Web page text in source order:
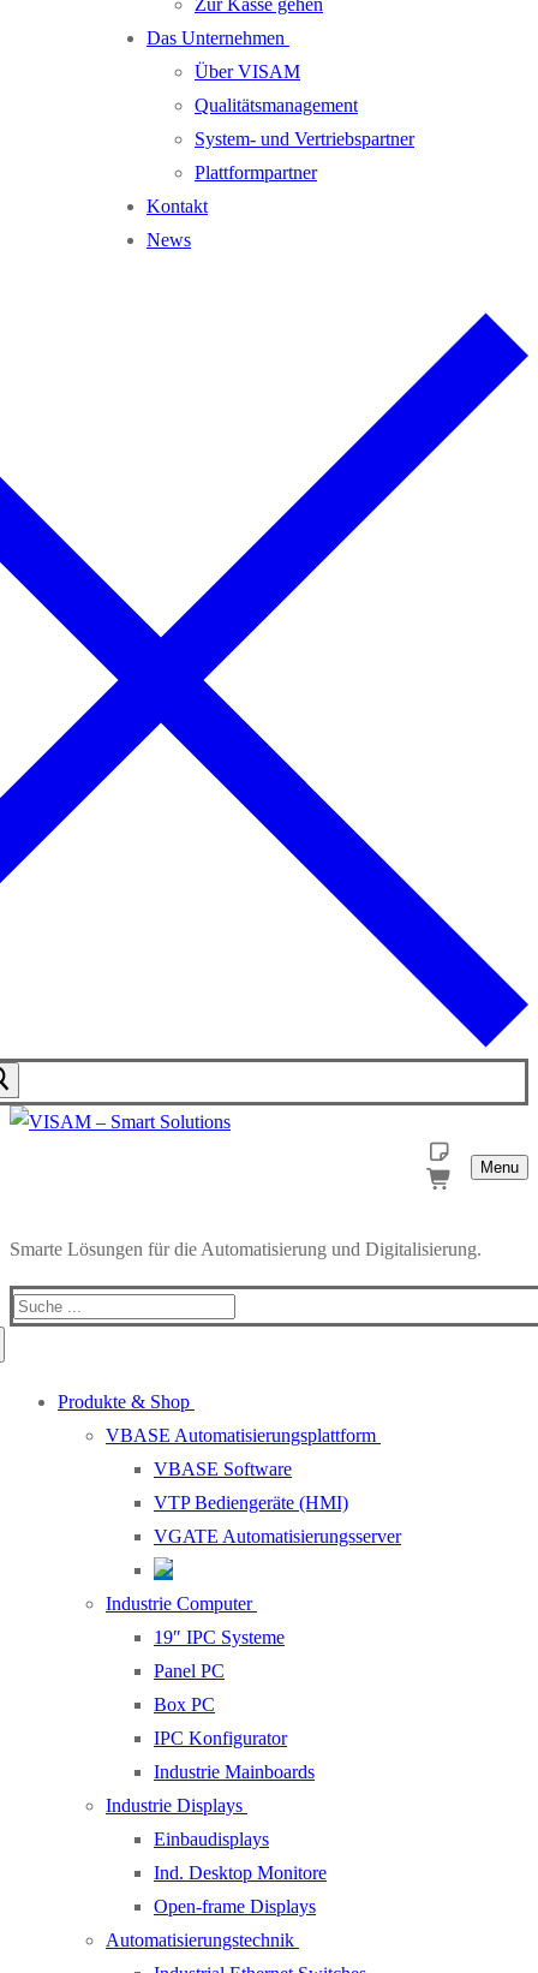
Zur Kasse gehen
Das Unternehmen
Über VISAM
Qualitätsmanagement
System- und Vertriebspartner
Plattformpartner
Kontakt
News
Menu
Smarte Lösungen für die Automatisierung und Digitalisierung.
Produkte & Shop
VBASE Automatisierungsplattform
VBASE Software
VTP Bediengeräte (HMI)
VGATE Automatisierungsserver
Industrie Computer
19″ IPC Systeme
Panel PC
Box PC
IPC Konfigurator
Industrie Mainboards
Industrie Displays
Einbaudisplays
Ind. Desktop Monitore
Open-frame Displays
Automatisierungstechnik